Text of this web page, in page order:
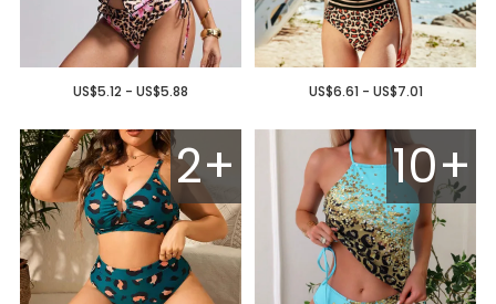
US$6.61 - US$7.01
US$5.12 - US$5.88
10+
2+